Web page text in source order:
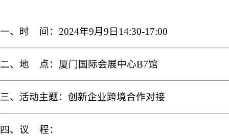
一、时 间：2024年9月9日14:30-17:00
二、地 点：厦门国际会展中心B7馆
三、活动主题：创新企业跨境合作对接
四、议 程：